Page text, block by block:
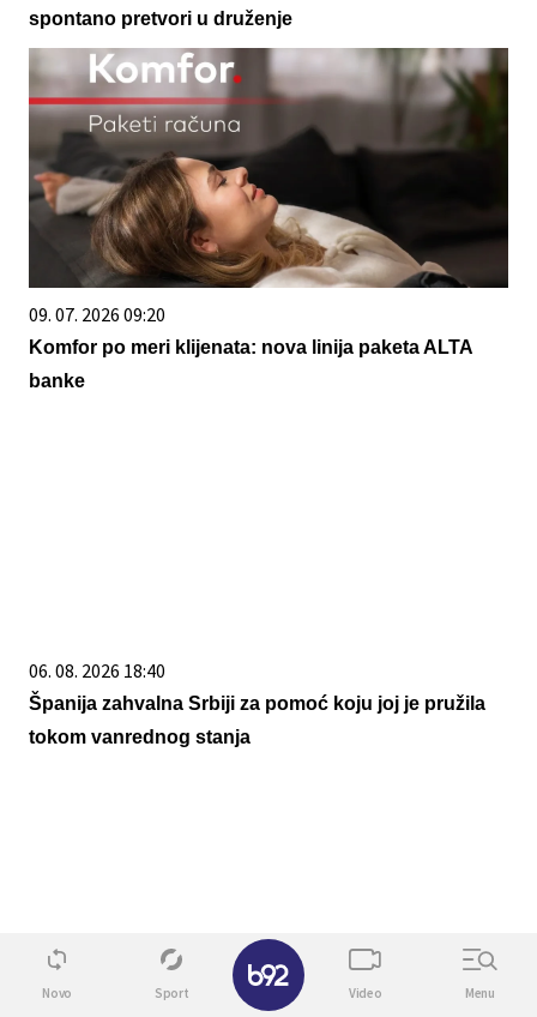
spontano pretvori u druženje
09. 07. 2026 09:20
Komfor po meri klijenata: nova linija paketa ALTA
banke
06. 08. 2026 18:40
Španija zahvalna Srbiji za pomoć koju joj je pružila
tokom vanrednog stanja
Novo Sport Video Menu
✕